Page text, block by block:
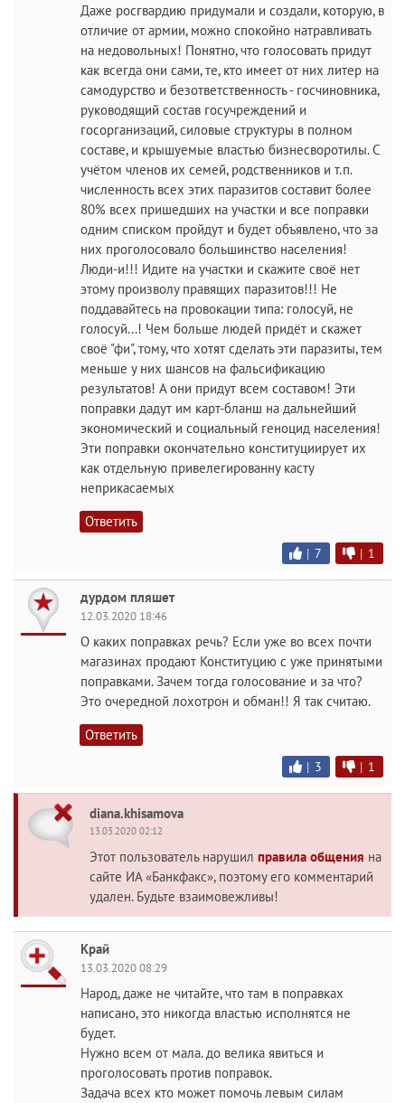
Даже росгвардию придумали и создали, которую, в
отличие от армии, можно спокойно натравливать
на недовольных! Понятно, что голосовать придут
как всегда они сами, те, кто имеет от них литер на
самодурство и безответственность - госчиновника,
руководящий состав госучреждений и
госорганизаций, силовые структуры в полном
составе, и крышуемые властью бизнесворотилы. С
учётом членов их семей, родственников и т.п.
численность всех этих паразитов составит более
80% всех пришедших на участки и все поправки
одним списком пройдут и будет объявлено, что за
них проголосовало большинство населения!
Люди-и!!! Идите на участки и скажите своё нет
этому произволу правящих паразитов!!! Не
поддавайтесь на провокации типа: голосуй, не
голосуй...! Чем больше людей придёт и скажет
своё "фи", тому, что хотят сделать эти паразиты, тем
меньше у них шансов на фальсификацию
результатов! А они придут всем составом! Эти
поправки дадут им карт-бланш на дальнейший
экономический и социальный геноцид населения!
Эти поправки окончательно конституциирует их
как отдельную привелегированну касту
неприкасаемых
Ответить
| 7 | 1
дурдом пляшет
12.03.2020 18:46
О каких поправках речь? Если уже во всех почти
магазинах продают Конституцию с уже принятыми
поправками. Зачем тогда голосование и за что?
Это очередной лохотрон и обман!! Я так считаю.
Ответить
| 3 | 1
diana.khisamova
13.03.2020 02:12
Этот пользователь нарушил правила общения на
сайте ИА «Банкфакс», поэтому его комментарий
удален. Будьте взаимовежливы!
Край
13.03.2020 08:29
Народ, даже не читайте, что там в поправках
написано, это никогда властью исполнятся не
будет.
Нужно всем от мала. до велика явиться и
проголосовать против поправок.
Задача всех кто может помочь левым силам